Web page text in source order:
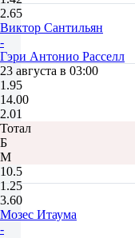
2.65
Виктор Сантильян
-
Гэри Антонио Расселл
23 августа в 03:00
1.95
14.00
2.01
Тотал
Б
М
10.5
1.25
3.60
Мозес Итаума
-